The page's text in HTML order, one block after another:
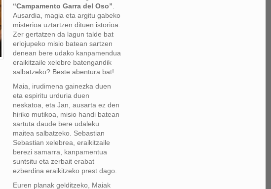
“Campamento Garra del Oso”
Ausardia, magia eta argitu gabeko
misterioa uztartzen dituen istorioa.
Zer gertatzen da lagun talde bat
erlojupeko misio batean sartzen
denean bere udako kanpamendua
eraikitzaile xelebre batengandik
salbatzeko? Beste abentura bat!
Maia, irudimena gainezka duen
eta espiritu urduria duen
neskatoa, eta Jan, ausarta ez den
hiriko mutikoa, misio handi batean
sartuta daude bere udaleku
maitea salbatzeko. Sebastian
Sebastian xelebrea, eraikitzaile
berezi samarra, kanpamentua
suntsitu eta zerbait erabat
ezberdina eraikitzeko prest dago.
Euren planak gelditzeko, Maiak